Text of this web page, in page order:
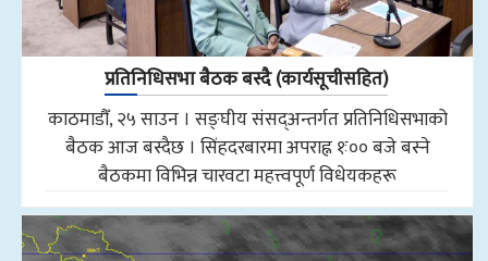
प्रतिनिधिसभा बैठक बस्दै (कार्यसूचीसहित)
काठमाडौँ, २५ साउन । सङ्घीय संसद्अन्तर्गत प्रतिनिधिसभाको
बैठक आज बस्दैछ । सिंहदरबारमा अपराह्न १ः०० बजे बस्ने
बैठकमा विभिन्न चारवटा महत्त्वपूर्ण विधेयकहरू